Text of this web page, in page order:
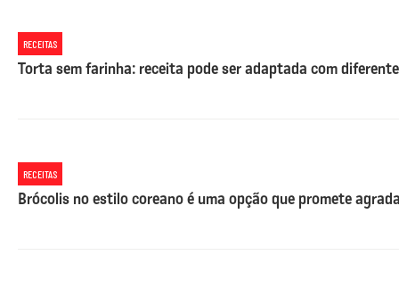
RECEITAS
Torta sem farinha: receita pode ser adaptada com
RECEITAS
Brócolis no estilo coreano é uma opção que promete